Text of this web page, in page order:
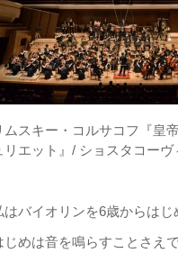
ムスキー・コルサコフ『皇
リエット』/ ショスタコー
はバイオリンを6歳からはじ
じめは音を鳴らすことさえ